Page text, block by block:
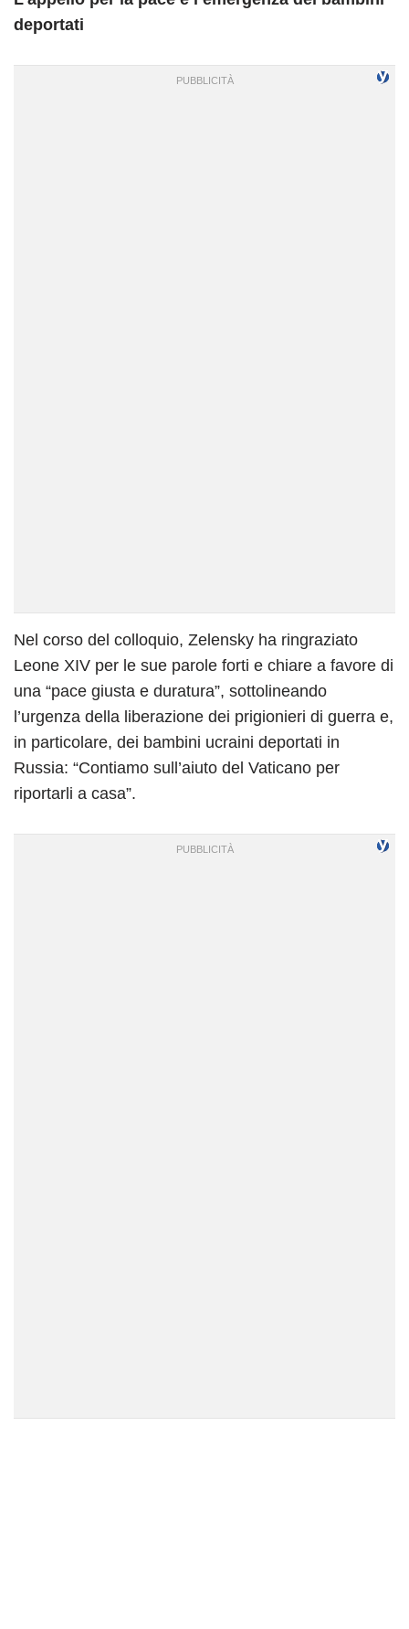
deportati
Nel corso del colloquio, Zelensky ha ringraziato
Leone XIV per le sue parole forti e chiare a favore di
una “pace giusta e duratura”, sottolineando
l’urgenza della liberazione dei prigionieri di guerra e,
in particolare, dei bambini ucraini deportati in
Russia: “Contiamo sull’aiuto del Vaticano per
riportarli a casa”.